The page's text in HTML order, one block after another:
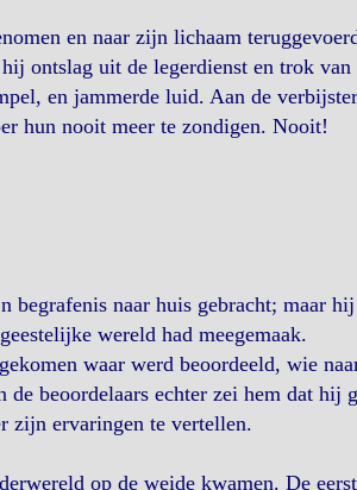
en naar zijn lichaam
ontslag uit de legerdienst en trok
en jammerde luid. Aan de
hun nooit meer te zondigen. Nooit!
begrafenis naar huis gebracht; maar
wereld had meegemaak.
waar werd beoordeeld, wie
beoordelaars echter zei hem dat hij
zijn ervaringen te vertellen.
op de weide kwamen. De